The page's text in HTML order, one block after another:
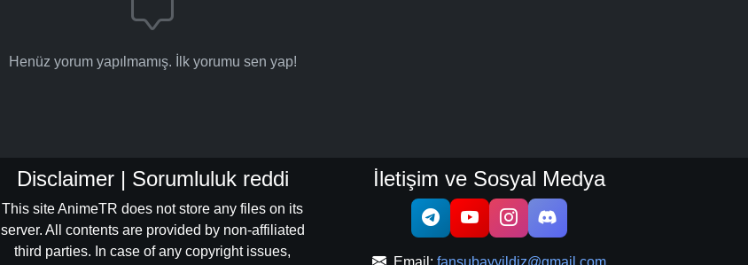
Henüz yorum yapılmamış. İlk yorumu sen yap!
Disclaimer | Sorumluluk reddi
This site AnimeTR does not store any files on its
server. All contents are provided by non-affiliated
third parties. In case of any copyright issues,
İletişim ve Sosyal Medya
Email: fansubayyildiz@gmail.com